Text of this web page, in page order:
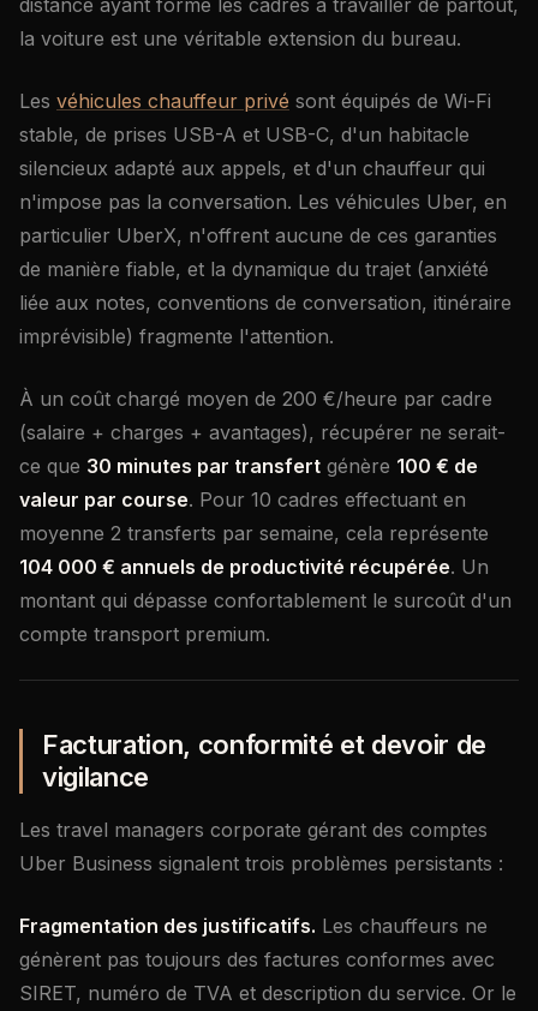
distance ayant formé les cadres à travailler de partout,
la voiture est une véritable extension du bureau.
Les véhicules chauffeur privé sont équipés de Wi-Fi
stable, de prises USB-A et USB-C, d'un habitacle
silencieux adapté aux appels, et d'un chauffeur qui
n'impose pas la conversation. Les véhicules Uber, en
particulier UberX, n'offrent aucune de ces garanties
de manière fiable, et la dynamique du trajet (anxiété
liée aux notes, conventions de conversation, itinéraire
imprévisible) fragmente l'attention.
À un coût chargé moyen de 200 €/heure par cadre
(salaire + charges + avantages), récupérer ne serait-
ce que 30 minutes par transfert génère 100 € de
valeur par course. Pour 10 cadres effectuant en
moyenne 2 transferts par semaine, cela représente
104 000 € annuels de productivité récupérée. Un
montant qui dépasse confortablement le surcoût d'un
compte transport premium.
Facturation, conformité et devoir de
vigilance
Les travel managers corporate gérant des comptes
Uber Business signalent trois problèmes persistants :
Fragmentation des justificatifs. Les chauffeurs ne
génèrent pas toujours des factures conformes avec
SIRET, numéro de TVA et description du service. Or le